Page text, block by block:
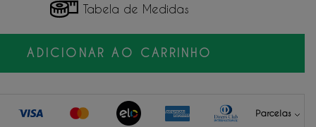
Tabela de Medidas
ADICIONAR AO CARRINHO
Parcelas